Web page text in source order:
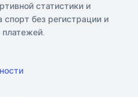
статистики и
без регистрации и